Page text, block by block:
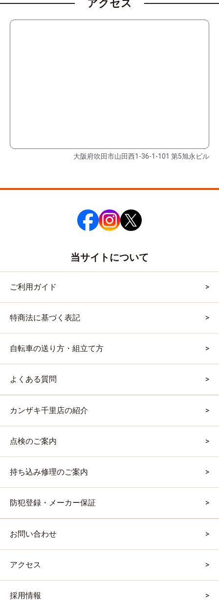
アクセス
大阪府吹田市山田西1-36-1-101 第5旭永ビル
当サイトについて
ご利用ガイド
特商法に基づく表記
自転車の送り方・組立て方
よくある質問
カンザキ千里店の紹介
点検のご案内
持ち込み修理のご案内
防犯登録・メーカー保証
お問い合わせ
アクセス
採用情報